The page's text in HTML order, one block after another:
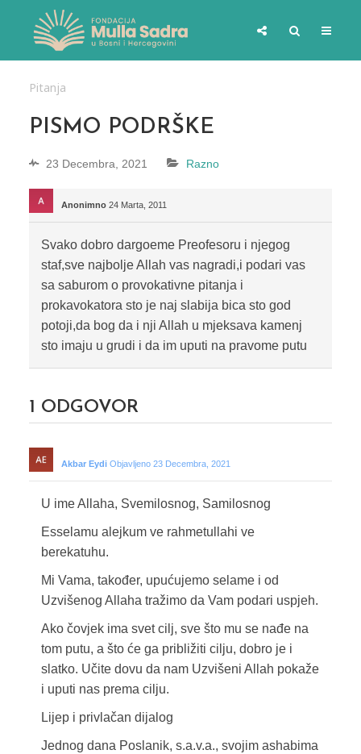
Pitanja
PISMO PODRŠKE
23 Decembra, 2021 Razno
Anonimno 24 Marta, 2011
Svako dobro dargoeme Preofesoru i njegog
staf,sve najbolje Allah vas nagradi,i podari vas
sa saburom o provokativne pitanja i
prokavokatora sto je naj slabija bica sto god
potoji,da bog da i nji Allah u mjeksava kamenj
sto imaju u grudi i da im uputi na pravome putu
1 ODGOVOR
Akbar Eydi Objavljeno 23 Decembra, 2021
U ime Allaha, Svemilosnog, Samilosnog
Esselamu alejkum ve rahmetullahi ve
berekatuhu.
Mi Vama, također, upućujemo selame i od
Uzvišenog Allaha tražimo da Vam podari uspjeh.
Ako čovjek ima svet cilj, sve što mu se nađe na
tom putu, a što će ga približiti cilju, dobro je i
slatko. Učite dovu da nam Uzvišeni Allah pokaže
i uputi nas prema cilju.
Lijep i privlačan dijalog
Jednog dana Poslanik, s.a.v.a., svojim ashabima